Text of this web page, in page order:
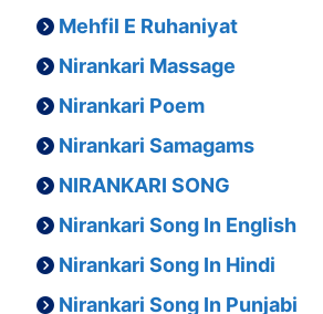
Mehfil E Ruhaniyat
Nirankari Massage
Nirankari Poem
Nirankari Samagams
NIRANKARI SONG
Nirankari Song In English
Nirankari Song In Hindi
Nirankari Song In Punjabi